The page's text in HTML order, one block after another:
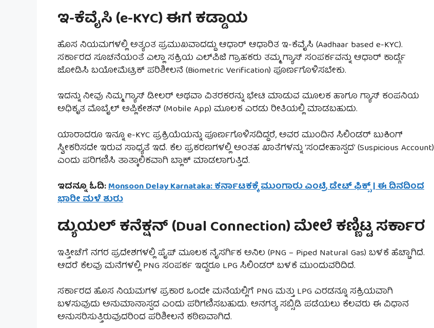
ಇ-ಕೆವೈಸಿ (e-KYC) ಈಗ ಕಡ್ಡಾಯ
ಹೊಸ ನಿಯಮಗಳಲ್ಲಿ ಅತ್ಯಂತ ಪ್ರಮುಖವಾದದ್ದು ಆಧಾರ್ ಆಧಾರಿತ ಇ-ಕೆವೈಸಿ (Aadhaar based e-KYC).
ಸರ್ಕಾರದ ಸೂಚನೆಯಂತೆ ಎಲ್ಲಾ ಸಕ್ರಿಯ ಎಲ್‌ಪಿಜಿ ಗ್ರಾಹಕರು ತಮ್ಮ ಗ್ಯಾಸ್ ಸಂಪರ್ಕವನ್ನು ಆಧಾರ್ ಕಾರ್ಡ್ಗೆ
ಜೋಡಿಸಿ ಬಯೋಮೆಟ್ರಿಕ್ ಪರಿಶೀಲನೆ (Biometric Verification) ಪೂರ್ಣಗೊಳಿಸಬೇಕು.
ಇದನ್ನು ನೀವು ನಿಮ್ಮ ಗ್ಯಾಸ್ ಡೀಲರ್ ಅಥವಾ ವಿತರಕರನ್ನು ಭೇಟಿ ಮಾಡುವ ಮೂಲಕ ಹಾಗೂ ಗ್ಯಾಸ್ ಕಂಪನಿಯ
ಅಧಿಕೃತ ಮೊಬೈಲ್ ಅಪ್ಲಿಕೇಶನ್ (Mobile App) ಮೂಲಕ ಎರಡು ರೀತಿಯಲ್ಲಿ ಮಾಡಬಹುದು.
ಯಾರಾದರೂ ಇನ್ನೂ e-KYC ಪ್ರಕ್ರಿಯೆಯನ್ನು ಪೂರ್ಣಗೊಳಿಸದಿದ್ದರೆ, ಅವರ ಮುಂದಿನ ಸಿಲಿಂಡರ್ ಬುಕಿಂಗ್
ಸ್ವೀಕರಿಸದೇ ಇರುವ ಸಾಧ್ಯತೆ ಇದೆ. ಕೆಲ ಪ್ರಕರಣಗಳಲ್ಲಿ ಅಂತಹ ಖಾತೆಗಳನ್ನು ‘ಸಂದೇಹಾಸ್ಪದ’ (Suspicious Account)
ಎಂದು ಪರಿಗಣಿಸಿ ತಾತ್ಕಾಲಿಕವಾಗಿ ಬ್ಲಾಕ್ ಮಾಡಲಾಗುತ್ತಿದೆ.
ಇದನ್ನೂ ಓದಿ:Monsoon Delay Karnataka: ಕರ್ನಾಟಕಕ್ಕೆ ಮುಂಗಾರು ಎಂಟ್ರಿ ಡೇಟ್ ಫಿಕ್ಸ್ | ಈ ದಿನದಿಂದ
ಭಾರೀ ಮಳೆ ಶುರು
ಡ್ಯುಯಲ್ ಕನೆಕ್ಷನ್ (Dual Connection) ಮೇಲೆ ಕಣ್ಣಿಟ್ಟ ಸರ್ಕಾರ
ಇತ್ತೀಚೆಗೆ ನಗರ ಪ್ರದೇಶಗಳಲ್ಲಿ ಪೈಪ್ ಮೂಲಕ ನೈಸರ್ಗಿಕ ಅನಿಲ (PNG – Piped Natural Gas) ಬಳಕೆ ಹೆಚ್ಚಾಗಿದೆ.
ಆದರೆ ಕೆಲವು ಮನೆಗಳಲ್ಲಿ PNG ಸಂಪರ್ಕ ಇದ್ದರೂ LPG ಸಿಲಿಂಡರ್ ಬಳಕೆ ಮುಂದುವರಿದಿದೆ.
ಸರ್ಕಾರದ ಹೊಸ ನಿಯಮಗಳ ಪ್ರಕಾರ ಒಂದೇ ಮನೆಯಲ್ಲಿಗೆ PNG ಮತ್ತು LPG ಎರಡನ್ನೂ ಸಕ್ರಿಯವಾಗಿ
ಬಳಸುವುದು ಅನುಮಾನಾಸ್ಪದ ಎಂದು ಪರಿಗಣಿಸಬಹುದು. ಅನಗತ್ಯ ಸಬ್ಸಿಡಿ ಪಡೆಯಲು ಕೆಲವರು ಈ ವಿಧಾನ
ಅನುಸರಿಸುತ್ತಿರುವುದರಿಂದ ಪರಿಶೀಲನೆ ಕಠಿಣವಾಗಿದೆ.